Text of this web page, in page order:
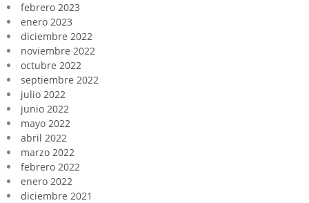
febrero 2023
enero 2023
diciembre 2022
noviembre 2022
octubre 2022
septiembre 2022
julio 2022
junio 2022
mayo 2022
abril 2022
marzo 2022
febrero 2022
enero 2022
diciembre 2021